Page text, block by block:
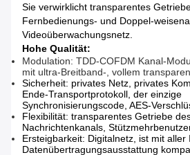
Sie verwirklicht transparentes
Fernbedienungs- und Doppel-
Videoüberwachungsnetz.
Hohe Qualität:
Modulation: TDD-COFDM Kanal-
mit ultra-Breitband-, vollem
Sicherheit: privates Netz, privates
Ende-Transportprotokoll, der einzige
Synchronisierungscode, AES-
Flexibilität: transparentes Getriebe
Nachrichtenkanals,
Ersteigbarkeit: Digitalnetz, ist mit aller
Datenübertragungsausstattung